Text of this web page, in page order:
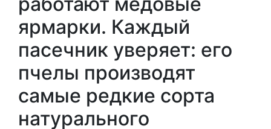
ярмарки. Каждый
пасечник уверяет: его
пчелы производят
самые редкие сорта
натурального